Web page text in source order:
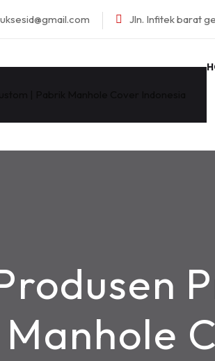
Jln. Infitek barat
Manhole